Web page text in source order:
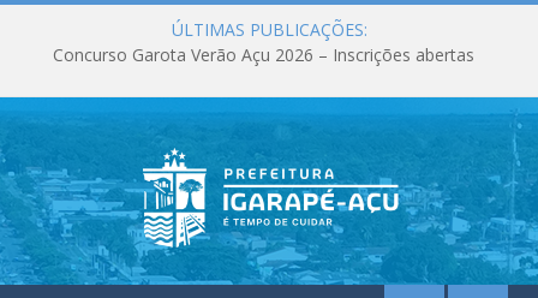
ÚLTIMAS PUBLICAÇÕES:
Concurso Garota Verão Açu 2026 – Inscrições abertas